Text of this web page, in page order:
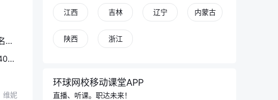
2019年9月第三期ACI注册理财规划师报名时间汇总
2019年6月ACI注册国际理财规划师全国40个考点准考证打印入口汇总
维妮
江西 吉林 辽宁 内蒙古
陕西 浙江
环球网校移动课堂APP
直播、听课。职达未来！